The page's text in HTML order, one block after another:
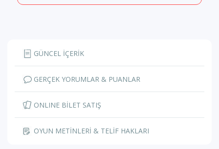
GÜNCEL İÇERİK
GERÇEK YORUMLAR & PUANLAR
ONLINE BİLET SATIŞ
OYUN METİNLERİ & TELİF HAKLARI